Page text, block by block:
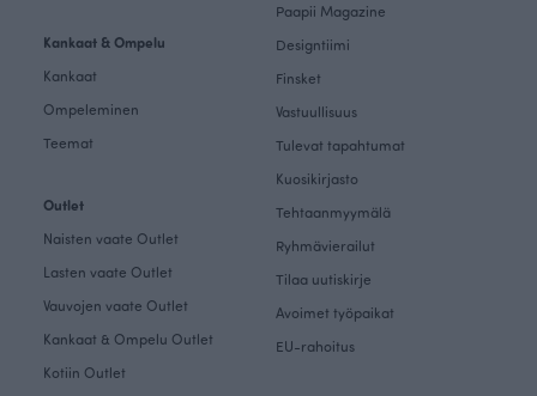
Kankaat & Ompelu
Kankaat
Ompeleminen
Teemat
Outlet
Naisten vaate Outlet
Lasten vaate Outlet
Vauvojen vaate Outlet
Kankaat & Ompelu Outlet
Kotiin Outlet
Paapii Magazine
Designtiimi
Finsket
Vastuullisuus
Tulevat tapahtumat
Kuosikirjasto
Tehtaanmyymälä
Ryhmävierailut
Tilaa uutiskirje
Avoimet työpaikat
EU-rahoitus